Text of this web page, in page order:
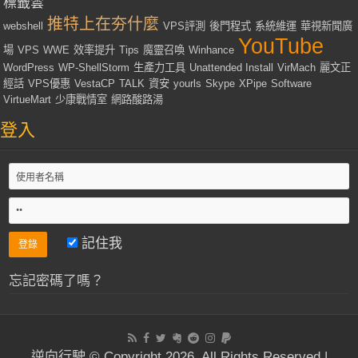
webshell 推特上在夯什麼 VPS評測 後門程式 系統維運 華視新聞廣
場 VPS WWE 效率提升 Tips 魔靈召喚 Winhance YouTube
WordPress WP-ShellStorm 生產力工具 Unattended Install VirMach 麗文正
經話 VPS優惠 VestaCP TALK 資安 yourls Skype XPipe Software
VirtueMart 少康戰情室 網路酸路湯
登入
記住我
忘記密碼了嗎？